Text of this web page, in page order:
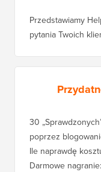
Przedstawiamy
pytania Twoich
30
poprzez
Ile naprawdę
Darmowe